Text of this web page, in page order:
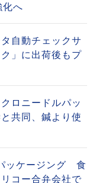
へ
自動チェックサ
」に出荷後もプ
ロニードルパッ
共同、鍼より使
ッケージング 食
コー合弁会社で